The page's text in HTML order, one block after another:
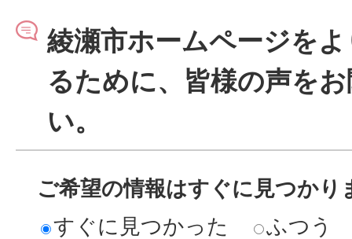
綾瀬市ホームページを
るために、皆様の声を
い。
ご希望の情報はすぐに見つかり
すぐに見つかった
ふつう